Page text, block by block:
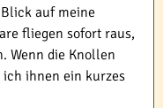
auf meine
fliegen sofort raus,
Wenn die Knollen
ihnen ein kurzes